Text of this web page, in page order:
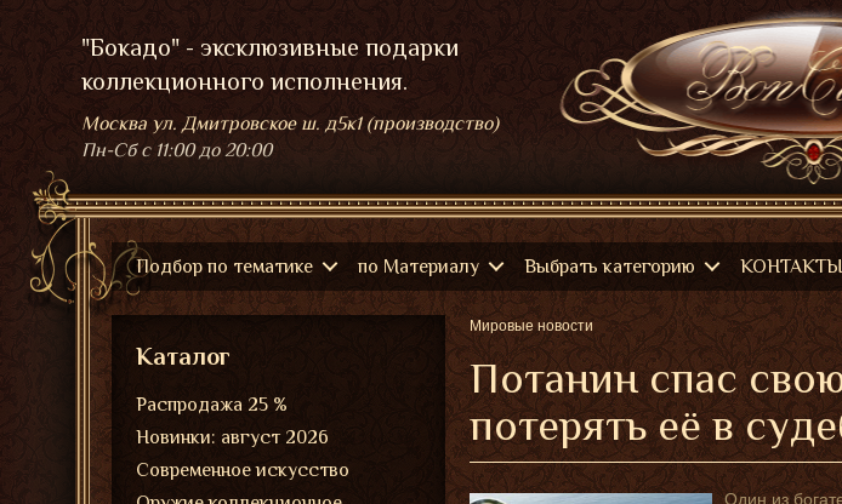
"Бокадо" - эксклюзивные подарки
коллекционного исполнения.
Москва ул. Дмитровское ш. д5к1 (производство)
Пн-Сбс 11:00 до 20:00
Подбор по тематике по Материалу Выбрать категорию КОНТАКТЫ
Мировые новости
Потанин спас
потерять её в
Один из
Каталог
Распродажа 25 %
Новинки: август 2026
Современное искусство